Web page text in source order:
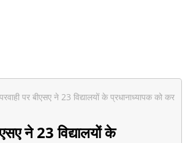
पर बीएसए ने 23 विद्यालयों के प्रधानाध्यापक को कर
ने 23 विद्यालयों के